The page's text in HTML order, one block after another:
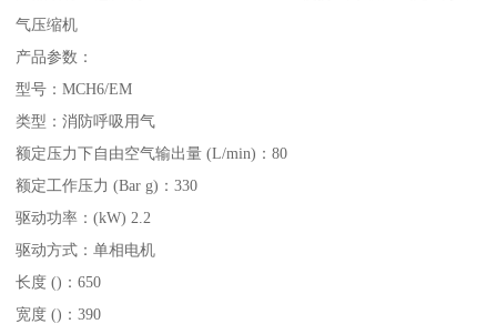
气压缩机
产品参数：
型号：MCH6/EM
类型：消防呼吸用气
额定压力下自由空气输出量 (L/min)：80
额定工作压力 (Bar g)：330
驱动功率：(kW) 2.2
驱动方式：单相电机
长度 ()：650
宽度 ()：390